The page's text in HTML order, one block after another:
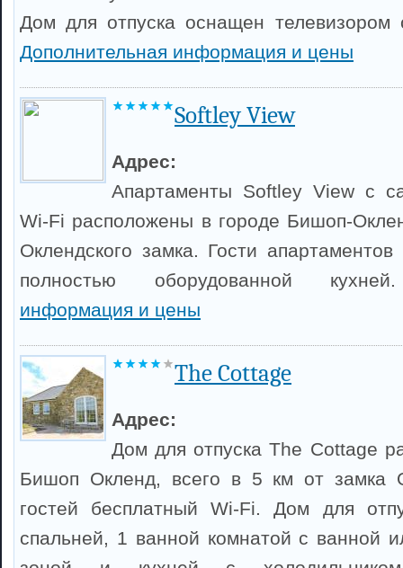
Дом для отпуска оснащен телевизором
Дополнительная информация и цены
Softley View
Адрес:
Апартаменты Softley View с
Wi-Fi расположены в городе Бишоп-
Оклендского замка. Гости апартаментов
полностью оборудованной
информация и цены
The Cottage
Адрес:
Дом для отпуска The Cottage
Бишоп Окленд, всего в 5 км от замка
гостей бесплатный Wi-Fi. Дом для
спальней, 1 ванной комнатой с ванной